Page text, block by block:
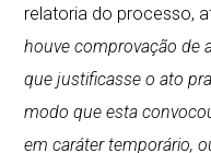
relatoria do processo,
houve comprovação de
que justificasse o ato
modo que esta
em caráter temporário,